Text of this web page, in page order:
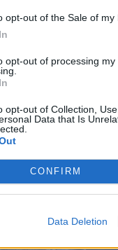
opt-out of the Sale of my
opt-out of processing
opt-out of Collection,
Data that Is
CONFIRM
Data Deletion
Auto